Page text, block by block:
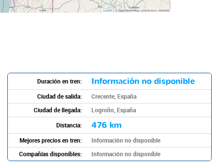
Duración en tren: Información no disponible
Ciudad de salida:
Crecente, España
Ciudad de llegada:
Logroño, España
Distancia:
476 km
Mejores precios en tren:
Información no disponible
Compañías disponibles:
Información no disponible